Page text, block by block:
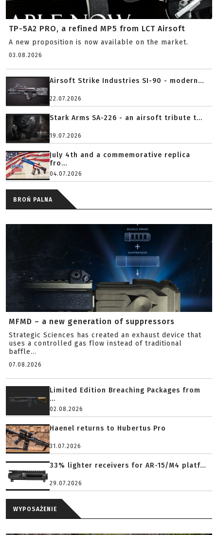
TP-5A2 PRO, a refined MP5 from LCT Airsoft
A new proposition is now available on the market.
03.08.2026
Airsoft Strike Industries SI-90 - modern...
22.07.2026
Stark Arms SA-226 - an airsoft tribute t...
19.07.2026
July 4th and a commemorative replica
fro...
04.07.2026
BROŃ PALNA
MFMD – a new generation of suppressors
Strategic Sciences has created an exhaust device that
uses a controlled gas flow instead of traditional
baffle...
07.08.2026
Limited Edition Breaching Packages from
...
02.08.2026
Haenel returns to Hubertus Pro
31.07.2026
33% lighter receivers for AR-15/M4 platf...
29.07.2026
WYPOSAŻENIE